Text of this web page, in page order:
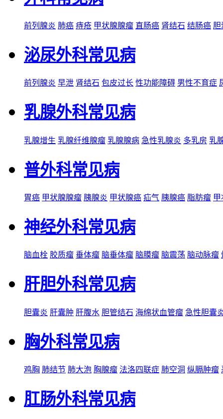
前列腺炎 肺癌 痔疮 甲状腺腺瘤 直肠癌 肾结石 结肠癌 胆
泌尿外科常见病
前列腺炎 早泄 肾结石 包皮过长 性功能障碍 男性不育症
乳腺外科常见病
乳腺增生 乳腺纤维腺瘤 乳腺腺病 急性乳腺炎 多乳房 乳
普外科常见病
胃癌 甲状腺腺瘤 胰腺炎 甲状腺癌 疝气 胰腺癌 脂肪瘤
神经外科常见病
脑血栓 胶质瘤 垂体瘤 脑垂体瘤 脑膜瘤 脑震荡 脑动脉瘤
肝胆外科常见病
胆囊炎 肝囊肿 肝腹水 胆管结石 海绵状血管瘤 急性胆囊
胸外科常见病
鸡胸 肺结节 肺大泡 胸腺瘤 法洛四联症 肺空洞 纵膈肿瘤
肛肠外科常见病